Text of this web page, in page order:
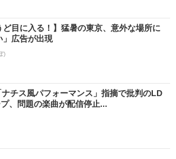
ど目に入る！】猛暑の東京、意外な場所に
」広告が出現
)
ナチス風パフォーマンス」指摘で批判のLD
、問題の楽曲が配信停止...